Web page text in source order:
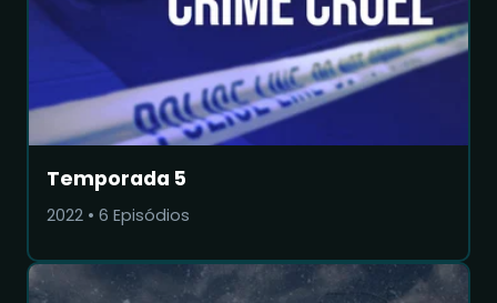
Temporada 5
2022 • 6 Episódios